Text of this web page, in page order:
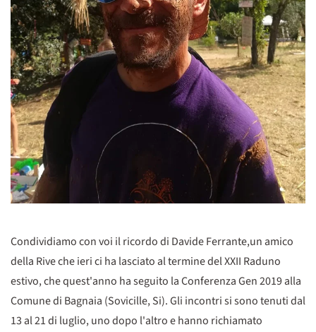
Condividiamo con voi il ricordo di Davide Ferrante,un amico
della Rive che ieri ci ha lasciato al termine del XXII Raduno
estivo, che quest'anno ha seguito la Conferenza Gen 2019 alla
Comune di Bagnaia (Sovicille, Si). Gli incontri si sono tenuti dal
13 al 21 di luglio, uno dopo l'altro e hanno richiamato